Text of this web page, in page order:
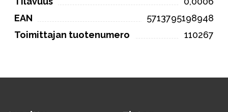
EAN
5713795198948
Toimittajan tuotenumero
110267